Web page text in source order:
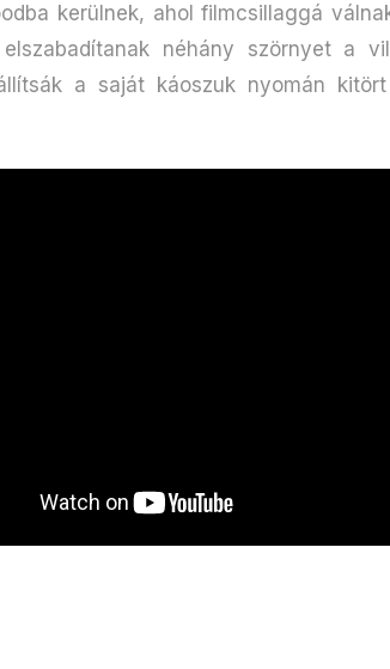
kerülnek, ahol filmcsillaggá
elszabadítanak néhány szörnyet a
a saját káoszuk nyomán